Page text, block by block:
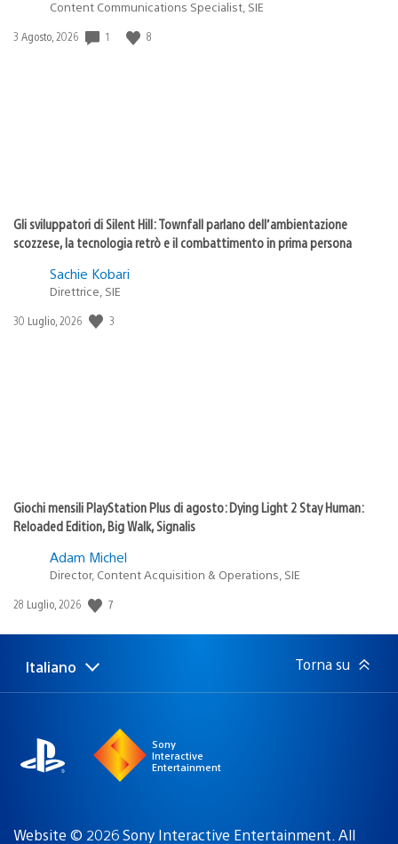
Content Communications Specialist, SIE
Data
3 Agosto, 2026 1 8
Gli sviluppatori di Silent Hill: Townfall parlano dell’ambientazione
scozzese, la tecnologia retrò e il combattimento in prima persona
Sachie Kobari
Direttrice, SIE
Data
30 Luglio, 2026 3
Giochi mensili PlayStation Plus di agosto: Dying Light 2 Stay Human:
Reloaded Edition, Big Walk, Signalis
Adam Michel
Director, Content Acquisition & Operations, SIE
Data
pubblicazione:
28 Luglio, 2026 7
Seleziona
Regione
Italiano Torna su
Sony
Interactive
Entertainment
Website © 2026 Sony Interactive Entertainment. All